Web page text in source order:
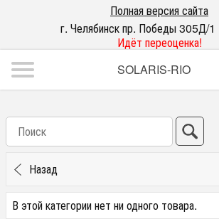
Полная версия сайта
г. Челябинск пр. Победы 305Д/1
Идёт переоценка!
SOLARIS-RIO
Назад
В этой категории нет ни одного товара.